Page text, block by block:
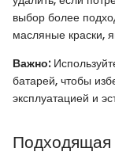
выбор более
масляные краски,
Важно:
батарей, чтобы
эксплуатацией и
Подходящая